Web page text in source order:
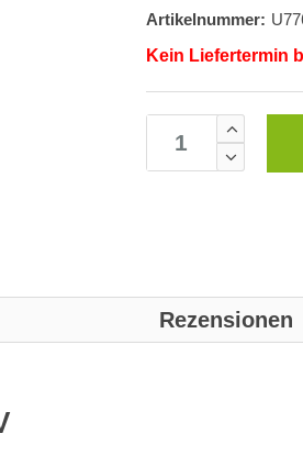
Artikelnummer:
Kein Liefertermin
Rezensionen